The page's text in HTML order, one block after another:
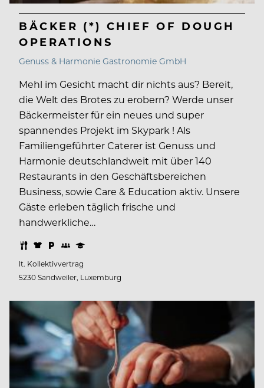
BÄCKER (*) CHIEF OF DOUGH
OPERATIONS
Genuss & Harmonie Gastronomie GmbH
Mehl im Gesicht macht dir nichts aus? Bereit,
die Welt des Brotes zu erobern? Werde unser
Bäckermeister für ein neues und super
spannendes Projekt im Skypark ! Als
Familiengeführter Caterer ist Genuss und
Harmonie deutschlandweit mit über 140
Restaurants in den Geschäftsbereichen
Business, sowie Care & Education aktiv. Unsere
Gäste erleben täglich frische und
handwerkliche…
lt. Kollektivvertrag
5230 Sandweiler, Luxemburg